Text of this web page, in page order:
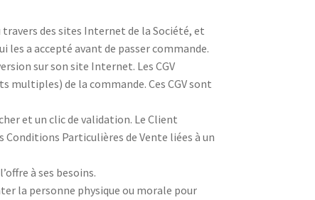
travers des sites Internet de la Société, et
a accepté avant de passer commande.
sur son site Internet. Les CGV
de la commande. Ces CGV sont
et un clic de validation. Le Client
Conditions Particulières de Vente liées à un
à ses besoins.
la personne physique ou morale pour